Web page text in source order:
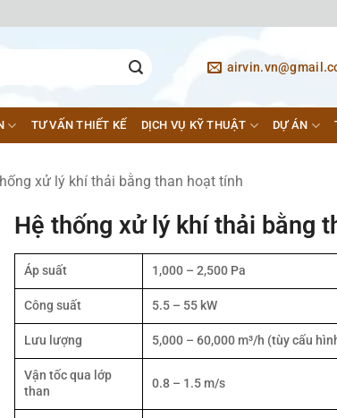
TƯ VẤN THIẾT KẾ DỊCH VỤ KỸ THUẬT DỰ ÁN
xử lý khí thải bằng than hoạt tính
Hệ thống xử lý khí thải bằng
Áp suất 1,000 – 2,500 Pa
Công suất 5.5 – 55 kW
Lưu lượng 5,000 – 60,000 m³/h (tùy cấu
Vận tốc qua lớp
than
0.8 – 1.5 m/s